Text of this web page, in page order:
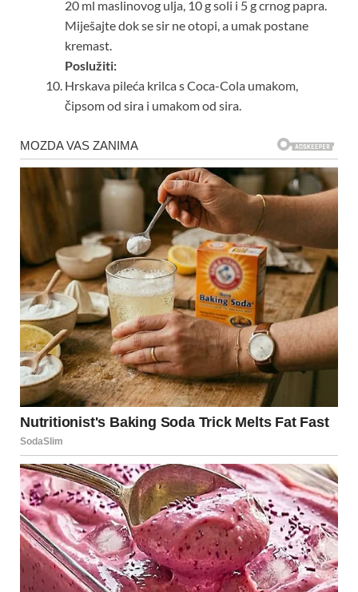
20 ml maslinovog ulja, 10 g soli i 5 g crnog papra.
Miješajte dok se sir ne otopi, a umak postane
kremast.
Poslužiti:
Hrskava pileća krilca s Coca-Cola umakom,
čipsom od sira i umakom od sira.